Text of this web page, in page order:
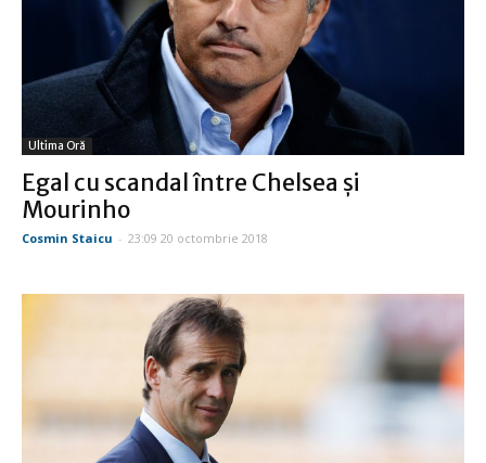
Ultima Oră
Egal cu scandal între Chelsea şi
Mourinho
Cosmin Staicu - 23:09 20 octombrie 2018